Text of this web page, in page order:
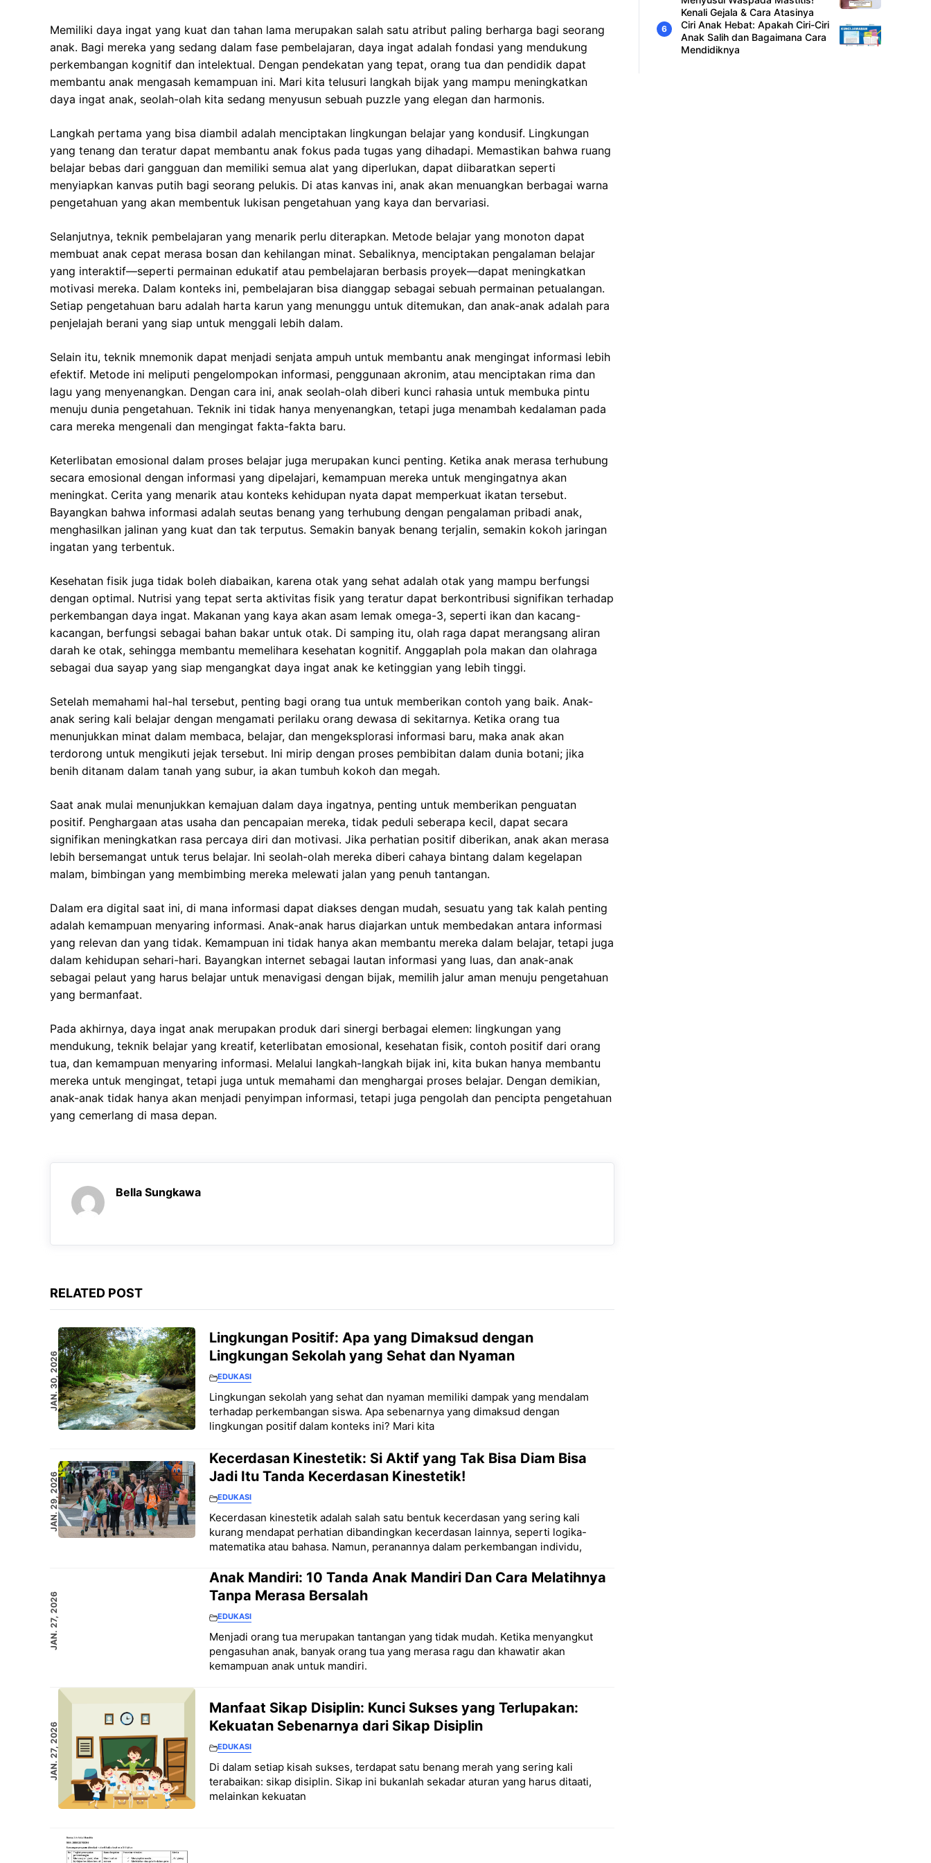
Memiliki daya ingat yang kuat dan tahan lama merupakan salah satu atribut paling berharga bagi seorang
anak. Bagi mereka yang sedang dalam fase pembelajaran, daya ingat adalah fondasi yang mendukung
perkembangan kognitif dan intelektual. Dengan pendekatan yang tepat, orang tua dan pendidik dapat
membantu anak mengasah kemampuan ini. Mari kita telusuri langkah bijak yang mampu meningkatkan
daya ingat anak, seolah-olah kita sedang menyusun sebuah puzzle yang elegan dan harmonis.
Langkah pertama yang bisa diambil adalah menciptakan lingkungan belajar yang kondusif. Lingkungan
yang tenang dan teratur dapat membantu anak fokus pada tugas yang dihadapi. Memastikan bahwa ruang
belajar bebas dari gangguan dan memiliki semua alat yang diperlukan, dapat diibaratkan seperti
menyiapkan kanvas putih bagi seorang pelukis. Di atas kanvas ini, anak akan menuangkan berbagai warna
pengetahuan yang akan membentuk lukisan pengetahuan yang kaya dan bervariasi.
Selanjutnya, teknik pembelajaran yang menarik perlu diterapkan. Metode belajar yang monoton dapat
membuat anak cepat merasa bosan dan kehilangan minat. Sebaliknya, menciptakan pengalaman belajar
yang interaktif—seperti permainan edukatif atau pembelajaran berbasis proyek—dapat meningkatkan
motivasi mereka. Dalam konteks ini, pembelajaran bisa dianggap sebagai sebuah permainan petualangan.
Setiap pengetahuan baru adalah harta karun yang menunggu untuk ditemukan, dan anak-anak adalah para
penjelajah berani yang siap untuk menggali lebih dalam.
Selain itu, teknik mnemonik dapat menjadi senjata ampuh untuk membantu anak mengingat informasi lebih
efektif. Metode ini meliputi pengelompokan informasi, penggunaan akronim, atau menciptakan rima dan
lagu yang menyenangkan. Dengan cara ini, anak seolah-olah diberi kunci rahasia untuk membuka pintu
menuju dunia pengetahuan. Teknik ini tidak hanya menyenangkan, tetapi juga menambah kedalaman pada
cara mereka mengenali dan mengingat fakta-fakta baru.
Keterlibatan emosional dalam proses belajar juga merupakan kunci penting. Ketika anak merasa terhubung
secara emosional dengan informasi yang dipelajari, kemampuan mereka untuk mengingatnya akan
meningkat. Cerita yang menarik atau konteks kehidupan nyata dapat memperkuat ikatan tersebut.
Bayangkan bahwa informasi adalah seutas benang yang terhubung dengan pengalaman pribadi anak,
menghasilkan jalinan yang kuat dan tak terputus. Semakin banyak benang terjalin, semakin kokoh jaringan
ingatan yang terbentuk.
Kesehatan fisik juga tidak boleh diabaikan, karena otak yang sehat adalah otak yang mampu berfungsi
dengan optimal. Nutrisi yang tepat serta aktivitas fisik yang teratur dapat berkontribusi signifikan terhadap
perkembangan daya ingat. Makanan yang kaya akan asam lemak omega-3, seperti ikan dan kacang-
kacangan, berfungsi sebagai bahan bakar untuk otak. Di samping itu, olah raga dapat merangsang aliran
darah ke otak, sehingga membantu memelihara kesehatan kognitif. Anggaplah pola makan dan olahraga
sebagai dua sayap yang siap mengangkat daya ingat anak ke ketinggian yang lebih tinggi.
Setelah memahami hal-hal tersebut, penting bagi orang tua untuk memberikan contoh yang baik. Anak-
anak sering kali belajar dengan mengamati perilaku orang dewasa di sekitarnya. Ketika orang tua
menunjukkan minat dalam membaca, belajar, dan mengeksplorasi informasi baru, maka anak akan
terdorong untuk mengikuti jejak tersebut. Ini mirip dengan proses pembibitan dalam dunia botani; jika
benih ditanam dalam tanah yang subur, ia akan tumbuh kokoh dan megah.
Saat anak mulai menunjukkan kemajuan dalam daya ingatnya, penting untuk memberikan penguatan
positif. Penghargaan atas usaha dan pencapaian mereka, tidak peduli seberapa kecil, dapat secara
signifikan meningkatkan rasa percaya diri dan motivasi. Jika perhatian positif diberikan, anak akan merasa
lebih bersemangat untuk terus belajar. Ini seolah-olah mereka diberi cahaya bintang dalam kegelapan
malam, bimbingan yang membimbing mereka melewati jalan yang penuh tantangan.
Dalam era digital saat ini, di mana informasi dapat diakses dengan mudah, sesuatu yang tak kalah penting
adalah kemampuan menyaring informasi. Anak-anak harus diajarkan untuk membedakan antara informasi
yang relevan dan yang tidak. Kemampuan ini tidak hanya akan membantu mereka dalam belajar, tetapi juga
dalam kehidupan sehari-hari. Bayangkan internet sebagai lautan informasi yang luas, dan anak-anak
sebagai pelaut yang harus belajar untuk menavigasi dengan bijak, memilih jalur aman menuju pengetahuan
yang bermanfaat.
Pada akhirnya, daya ingat anak merupakan produk dari sinergi berbagai elemen: lingkungan yang
mendukung, teknik belajar yang kreatif, keterlibatan emosional, kesehatan fisik, contoh positif dari orang
tua, dan kemampuan menyaring informasi. Melalui langkah-langkah bijak ini, kita bukan hanya membantu
mereka untuk mengingat, tetapi juga untuk memahami dan menghargai proses belajar. Dengan demikian,
anak-anak tidak hanya akan menjadi penyimpan informasi, tetapi juga pengolah dan pencipta pengetahuan
yang cemerlang di masa depan.
Bella Sungkawa
RELATED POST
JAN. 30, 2026
Lingkungan Positif: Apa yang Dimaksud dengan
Lingkungan Sekolah yang Sehat dan Nyaman
EDUKASI
Lingkungan sekolah yang sehat dan nyaman memiliki dampak yang mendalam
terhadap perkembangan siswa. Apa sebenarnya yang dimaksud dengan
lingkungan positif dalam konteks ini? Mari kita
JAN. 29, 2026
Kecerdasan Kinestetik: Si Aktif yang Tak Bisa Diam Bisa
Jadi Itu Tanda Kecerdasan Kinestetik!
EDUKASI
Kecerdasan kinestetik adalah salah satu bentuk kecerdasan yang sering kali
kurang mendapat perhatian dibandingkan kecerdasan lainnya, seperti logika-
matematika atau bahasa. Namun, peranannya dalam perkembangan individu,
JAN. 27, 2026
Anak Mandiri: 10 Tanda Anak Mandiri Dan Cara Melatihnya
Tanpa Merasa Bersalah
EDUKASI
Menjadi orang tua merupakan tantangan yang tidak mudah. Ketika menyangkut
pengasuhan anak, banyak orang tua yang merasa ragu dan khawatir akan
kemampuan anak untuk mandiri.
JAN. 27, 2026
Manfaat Sikap Disiplin: Kunci Sukses yang Terlupakan:
Kekuatan Sebenarnya dari Sikap Disiplin
EDUKASI
Di dalam setiap kisah sukses, terdapat satu benang merah yang sering kali
terabaikan: sikap disiplin. Sikap ini bukanlah sekadar aturan yang harus ditaati,
melainkan kekuatan
Kenali Gejala & Cara Atasinya
Ciri Anak Hebat: Apakah Ciri-Ciri
Anak Salih dan Bagaimana Cara
Mendidiknya